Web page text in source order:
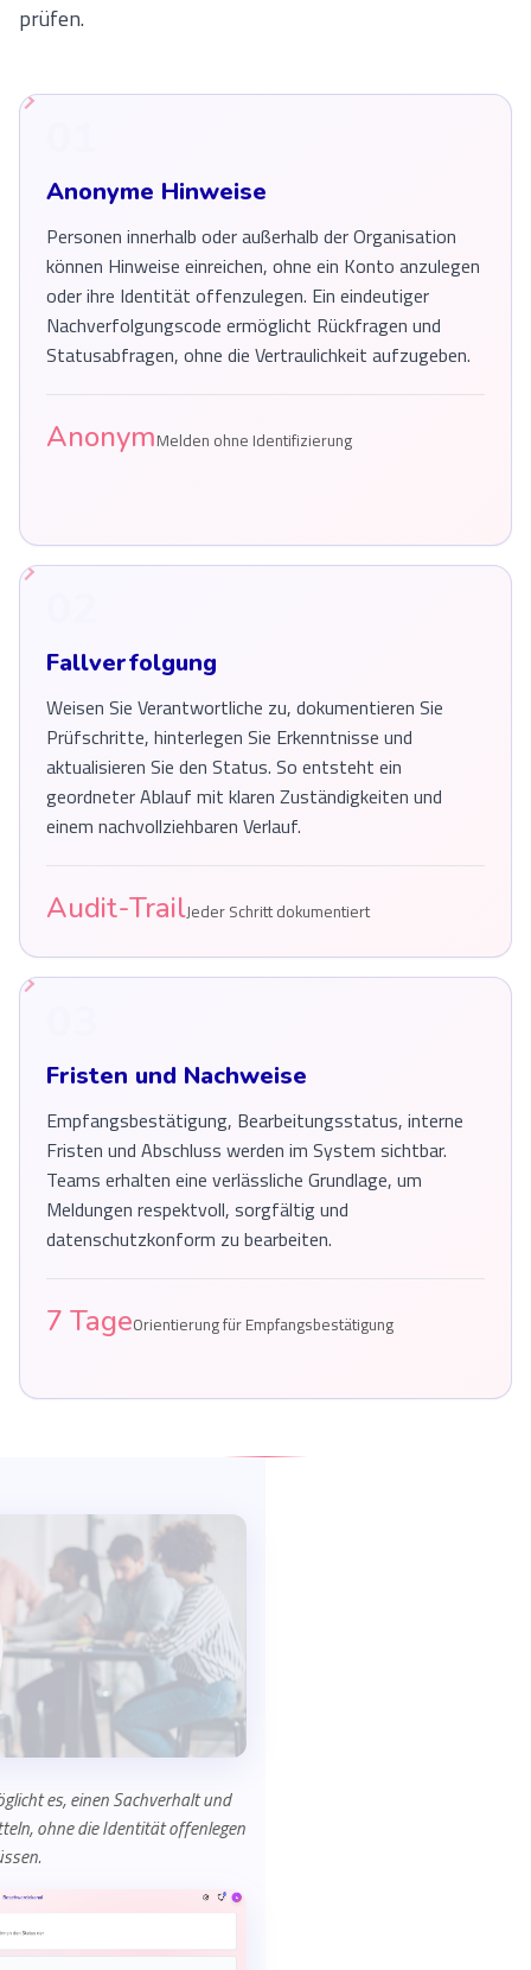
prüfen.
Anonyme Hinweise
Personen innerhalb oder außerhalb der Organisation
können Hinweise einreichen, ohne ein Konto anzulegen
oder ihre Identität offenzulegen. Ein eindeutiger
Nachverfolgungscode ermöglicht Rückfragen und
Statusabfragen, ohne die Vertraulichkeit aufzugeben.
AnonymMelden ohne Identifizierung
Fallverfolgung
Weisen Sie Verantwortliche zu, dokumentieren Sie
Prüfschritte, hinterlegen Sie Erkenntnisse und
aktualisieren Sie den Status. So entsteht ein
geordneter Ablauf mit klaren Zuständigkeiten und
einem nachvollziehbaren Verlauf.
Audit-TrailJeder Schritt dokumentiert
Fristen und Nachweise
Empfangsbestätigung, Bearbeitungsstatus, interne
Fristen und Abschluss werden im System sichtbar.
Teams erhalten eine verlässliche Grundlage, um
Meldungen respektvoll, sorgfältig und
datenschutzkonform zu bearbeiten.
7 TageOrientierung für Empfangsbestätigung
es, einen Sachverhalt und
ohne die Identität offenlegen